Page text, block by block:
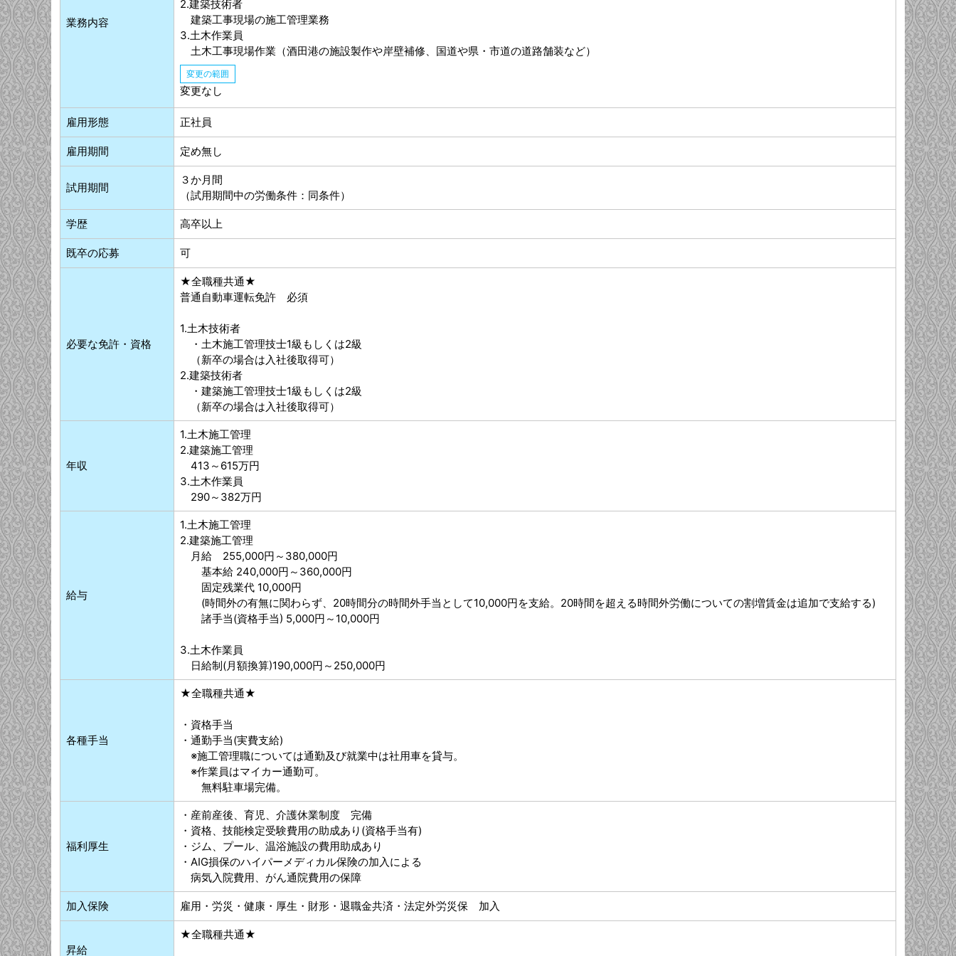
業務内容
2.建築技術者
建築工事現場の施工管理業務
3.土木作業員
土木工事現場作業（酒田港の施設製作や岸壁補修、国道や県・市道の道路舗装など）
変更の範囲
変更なし
雇用形態 正社員
雇用期間 定め無し
試用期間
３か月間
（試用期間中の労働条件：同条件）
学歴 高卒以上
既卒の応募 可
必要な免許・資格
★全職種共通★
普通自動車運転免許 必須
1.土木技術者
・土木施工管理技士1級もしくは2級
（新卒の場合は入社後取得可）
2.建築技術者
・建築施工管理技士1級もしくは2級
（新卒の場合は入社後取得可）
年収
1.土木施工管理
2.建築施工管理
413～615万円
3.土木作業員
290～382万円
給与
1.土木施工管理
2.建築施工管理
月給 255,000円～380,000円
基本給 240,000円～360,000円
固定残業代 10,000円
(時間外の有無に関わらず、20時間分の時間外手当として10,000円を支給。20時間を超える時間外労働についての割増賃金は追加で支給する)
諸手当(資格手当) 5,000円～10,000円
3.土木作業員
日給制(月額換算)190,000円～250,000円
各種手当
★全職種共通★
・資格手当
・通勤手当(実費支給)
※施工管理職については通勤及び就業中は社用車を貸与。
※作業員はマイカー通勤可。
無料駐車場完備。
福利厚生
・産前産後、育児、介護休業制度 完備
・資格、技能検定受験費用の助成あり(資格手当有)
・ジム、プール、温浴施設の費用助成あり
・AIG損保のハイパーメディカル保険の加入による
病気入院費用、がん通院費用の保障
加入保険 雇用・労災・健康・厚生・財形・退職金共済・法定外労災保 加入
昇給
★全職種共通★